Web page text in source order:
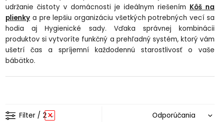
udržanie čistoty v domácnosti je ideálnym riešením Kôš na
plienky a pre lepšiu organizáciu všetkých potrebných vecí sa
hodia aj Hygienické sady. Vďaka správnej kombinácii
produktov si vytvoríte funkčný a prehľadný systém, ktorý vám
ušetrí čas a spríjemní každodennú starostlivosť o vaše
bábätko.
Filter / 2